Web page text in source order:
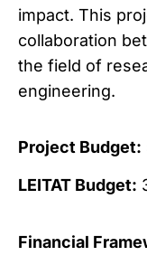
impact. This
collaboration
the field of
engineering.
Project Budget:
LEITAT Budget:
Financial